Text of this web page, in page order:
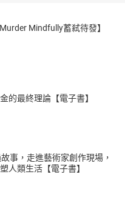
類〕
5大能力！】
觀察力敏感期，培養孩子的
嗎？愛推糞的糞金龜推的
淋竟然是花枝口味？……最天
Mindfully蓄弒待發】
的最終理論【電子書】
事，走進藝術家創作現場，
人類生活【電子書】